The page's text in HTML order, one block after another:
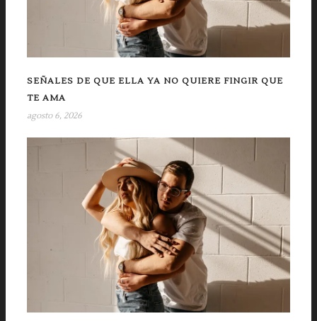
SEÑALES DE QUE ELLA YA NO QUIERE FINGIR QUE
TE AMA
agosto 6, 2026